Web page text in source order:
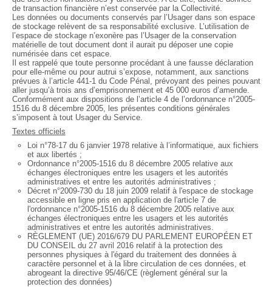
de transaction financière n’est conservée par la Collectivité.
Les données ou documents conservés par l’Usager dans son espace
de stockage relèvent de sa responsabilité exclusive. L’utilisation de
l’espace de stockage n’exonère pas l’Usager de la conservation
matérielle de tout document dont il aurait pu déposer une copie
numérisée dans cet espace.
Il est rappelé que toute personne procédant à une fausse déclaration
pour elle-même ou pour autrui s’expose, notamment, aux sanctions
prévues à l’article 441-1 du Code Pénal, prévoyant des peines pouvant
aller jusqu’à trois ans d’emprisonnement et 45 000 euros d’amende.
Conformément aux dispositions de l’article 4 de l’ordonnance n°2005-
1516 du 8 décembre 2005, les présentes conditions générales
s’imposent à tout Usager du Service.
Textes officiels
Loi n°78-17 du 6 janvier 1978 relative à l’informatique, aux fichiers
et aux libertés ;
Ordonnance n°2005-1516 du 8 décembre 2005 relative aux
échanges électroniques entre les usagers et les autorités
administratives et entre les autorités administratives ;
Décret n°2009-730 du 18 juin 2009 relatif à l'espace de stockage
accessible en ligne pris en application de l'article 7 de
l'ordonnance n°2005-1516 du 8 décembre 2005 relative aux
échanges électroniques entre les usagers et les autorités
administratives et entre les autorités administratives.
RÈGLEMENT (UE) 2016/679 DU PARLEMENT EUROPÉEN ET
DU CONSEIL du 27 avril 2016 relatif à la protection des
personnes physiques à l'égard du traitement des données à
caractère personnel et à la libre circulation de ces données, et
abrogeant la directive 95/46/CE (règlement général sur la
protection des données)